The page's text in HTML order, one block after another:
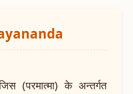
(परमात्मा) के अन्तर्गत